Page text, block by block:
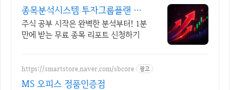
종목분석시스템 투자그룹플랜 가
입즉시 무료리포트 100%
주식 공부 시작은 완벽한 분석부터! 1분
만에 받는 무료 종목 리포트 신청하기
https://smartstore.naver.com/sbcore 광고
MS 오피스 정품인증점